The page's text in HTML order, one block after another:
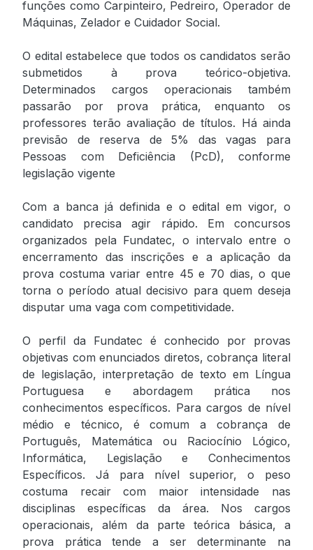
funções como Carpinteiro, Pedreiro, Operador de
Máquinas, Zelador e Cuidador Social.
O edital estabelece que todos os candidatos serão
submetidos à prova teórico-objetiva.
Determinados cargos operacionais também
passarão por prova prática, enquanto os
professores terão avaliação de títulos. Há ainda
previsão de reserva de 5% das vagas para
Pessoas com Deficiência (PcD), conforme
legislação vigente
Com a banca já definida e o edital em vigor, o
candidato precisa agir rápido. Em concursos
organizados pela Fundatec, o intervalo entre o
encerramento das inscrições e a aplicação da
prova costuma variar entre 45 e 70 dias, o que
torna o período atual decisivo para quem deseja
disputar uma vaga com competitividade.
O perfil da Fundatec é conhecido por provas
objetivas com enunciados diretos, cobrança literal
de legislação, interpretação de texto em Língua
Portuguesa e abordagem prática nos
conhecimentos específicos. Para cargos de nível
médio e técnico, é comum a cobrança de
Português, Matemática ou Raciocínio Lógico,
Informática, Legislação e Conhecimentos
Específicos. Já para nível superior, o peso
costuma recair com maior intensidade nas
disciplinas específicas da área. Nos cargos
operacionais, além da parte teórica básica, a
prova prática tende a ser determinante na